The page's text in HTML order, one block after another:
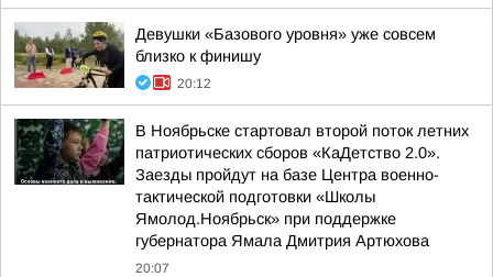
Девушки «Базового уровня» уже совсем
близко к финишу
20:12
В Ноябрьске стартовал второй поток летних
патриотических сборов «КаДетство 2.0».
Заезды пройдут на базе Центра военно-
тактической подготовки «Школы
Ямолод.Ноябрьск» при поддержке
губернатора Ямала Дмитрия Артюхова
20:07